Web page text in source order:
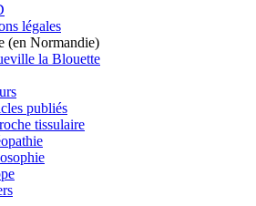
légales
(en Normandie)
la Blouette
publiés
tissulaire